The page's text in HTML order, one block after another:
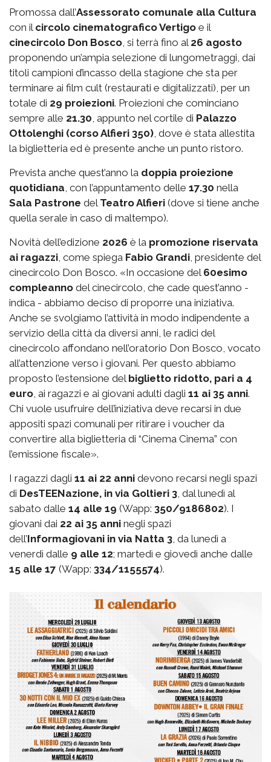
Promossa dall’Assessorato comunale alla Cultura
con il circolo cinematografico Vertigo e il
cinecircolo Don Bosco, si terrà fino al 26 agosto
proponendo un’ampia selezione di lungometraggi, dai
titoli campioni d’incasso della stagione che sta per
terminare ai film cult (restaurati e digitalizzati), per un
totale di 29 proiezioni. Proiezioni che cominciano
sempre alle 21.30, appunto nel cortile di Palazzo
Ottolenghi (corso Alfieri 350), dove è stata allestita
la biglietteria ed è presente anche un punto ristoro.
Prevista anche quest’anno la doppia proiezione
quotidiana, con l’appuntamento delle 17.30 nella
Sala Pastrone del Teatro Alfieri (dove si tiene anche
quella serale in caso di maltempo).
Novità dell’edizione 2026 è la promozione riservata
ai ragazzi, come spiega Fabio Grandi, presidente del
cinecircolo Don Bosco. «In occasione del 60esimo
compleanno del cinecircolo, che cade quest’anno -
indica - abbiamo deciso di proporre una iniziativa.
Anche se svolgiamo l’attività in modo indipendente a
servizio della città da diversi anni, le radici del
cinecircolo affondano nell’oratorio Don Bosco, vocato
all’attenzione verso i giovani. Per questo abbiamo
proposto l’estensione del biglietto ridotto, pari a 4
euro, ai ragazzi e ai giovani adulti dagli 11 ai 35 anni.
Chi vuole usufruire dell’iniziativa deve recarsi in due
appositi spazi comunali per ritirare i voucher da
convertire alla biglietteria di “Cinema Cinema” con
l’emissione fiscale».
I ragazzi dagli 11 ai 22 anni devono recarsi negli spazi
di DesTEENazione, in via Goltieri 3, dal lunedì al
sabato dalle 14 alle 19 (Wapp: 350/9186802). I
giovani dai 22 ai 35 anni negli spazi
dell’Informagiovani in via Natta 3, da lunedì a
venerdì dalle 9 alle 12; martedì e giovedì anche dalle
15 alle 17 (Wapp: 334/1155574).